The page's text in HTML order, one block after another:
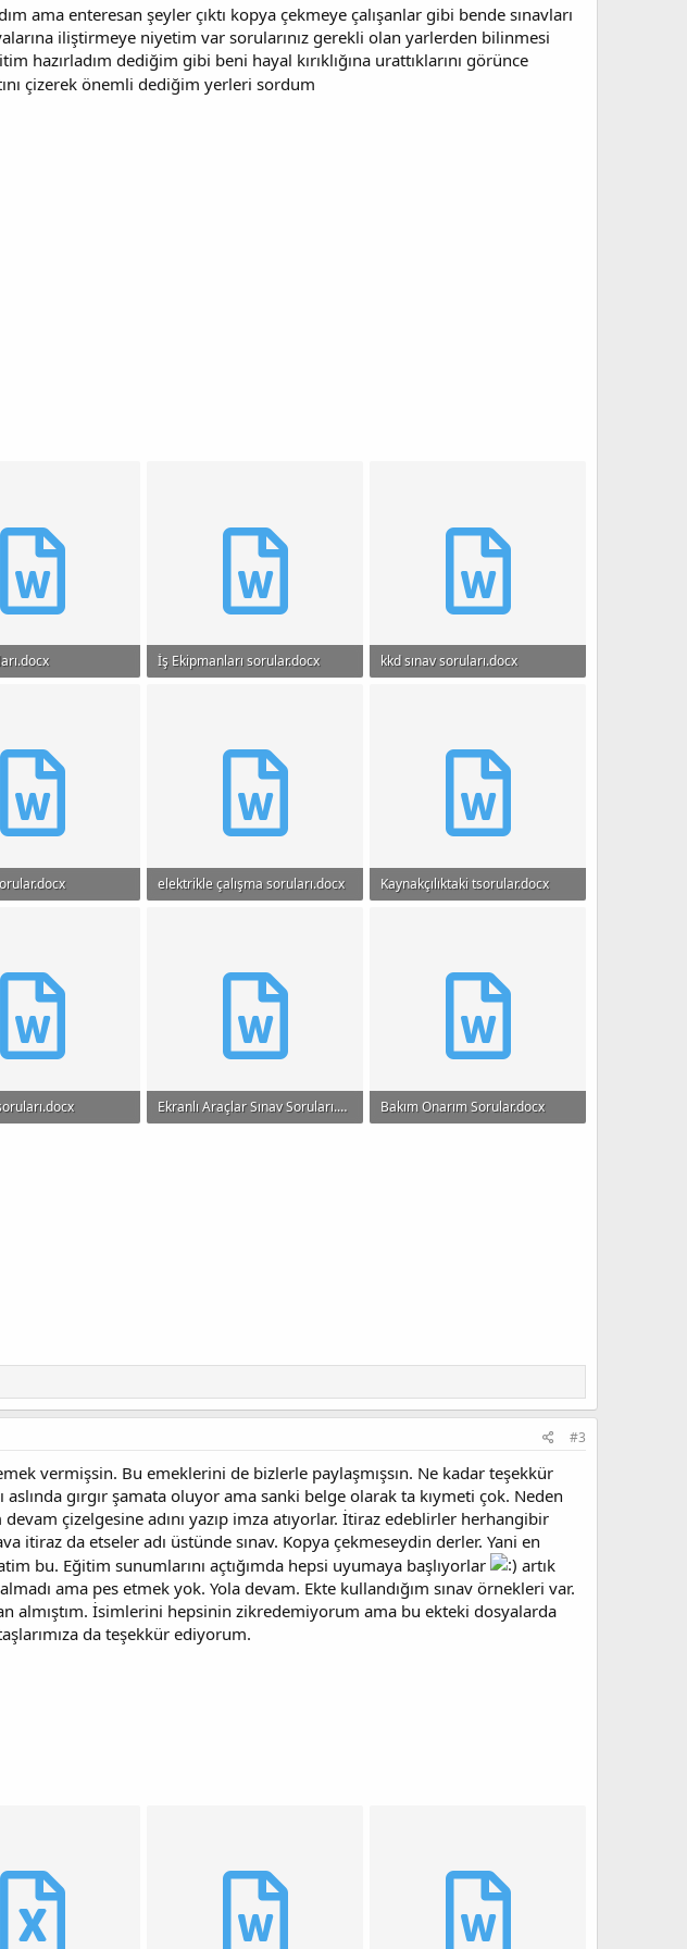
ama enteresan şeyler çıktı kopya çekmeye çalışanlar gibi bende sınavları
iliştirmeye niyetim var sorularınız gerekli olan yarlerden bilinmesi
dediğim gibi beni hayal kırıklığına urattıklarını görünce
çizerek önemli dediğim yerleri sordum
İş Ekipmanları sorular.docx
kkd sınav soruları.docx
elektrikle çalışma soruları.docx
Kaynakçılıktaki tsorular.docx
Ekranlı Araçlar Sınav Soruları.docx
Bakım Onarım Sorular.docx
#3
vermişsin. Bu emeklerini de bizlerle paylaşmışsın. Ne kadar teşekkür
aslında gırgır şamata oluyor ama sanki belge olarak ta kıymeti çok. Neden
çizelgesine adını yazıp imza atıyorlar. İtiraz edeblirler herhangibir
itiraz da etseler adı üstünde sınav. Kopya çekmeseydin derler. Yani en
bu. Eğitim sunumlarını açtığımda hepsi uyumaya başlıyorlar
artık
ama pes etmek yok. Yola devam. Ekte kullandığım sınav örnekleri var.
almıştım. İsimlerini hepsinin zikredemiyorum ama bu ekteki dosyalarda
da teşekkür ediyorum.